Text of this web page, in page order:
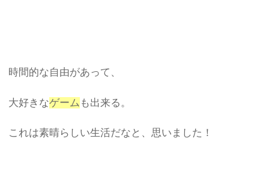
時間的な自由があって、
大好きなゲーム も出来る。
これは素晴らしい生活だなと、思いました！